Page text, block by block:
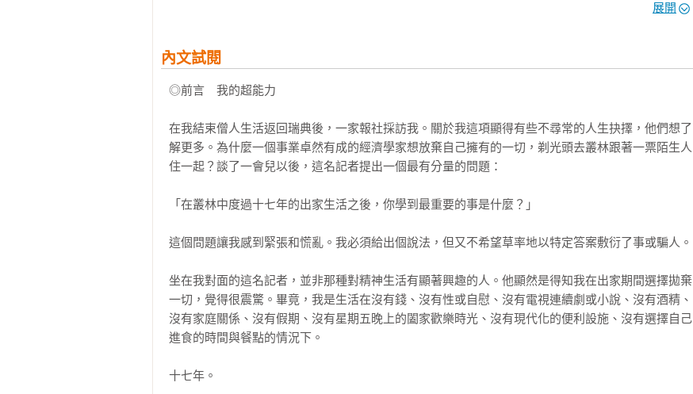
◆我不會鼓勵任何人進行正面思考。完全不鼓勵。我個人並不相信正面思考有特別大的力量。我一直
◆覺得別人很討厭，是人之常情。如果你想讓一個人好相處，行為舉止也不會讓你太反彈，其實只有
一個小祕訣：學會喜歡他們本來的樣子。
◆有位來自奧克拉荷馬州的比丘，他討厭我整整四年，從未斷過。事後回顧起來，我需要有人討厭
我，這樣才能認清：總是想討所有人喜歡，是多麼沒意義。
的語言，真誠與篤定地對自己重複這句箴言三次，你的擔憂就會雲消霧散──我可能錯了。我可能錯
發生在自己身上，不妨就試試這個手部的動作──先是用力握緊拳頭，然後鬆開成張開的手掌。它很簡
單，但它貼切地展示了我們如何能放下自己太執著的事。
◆焦慮是我見識過的最嚴格與最好的精神導師。
第7章　媽媽，我要去森林當僧人
第8章　Natthiko──在智慧中成長的人
第9章　當下的智慧
第10章　古怪的群體生活
第11章　森林寺院的節奏
第12章　自媚的智慧
第13章　有魔法的箴言
第14章　可能是，可能不是
展開
內文試閱
◎前言　我的超能力
在我結束僧人生活返回瑞典後，一家報社採訪我。關於我這項顯得有些不尋常的人生抉擇，他們想了
解更多。為什麼一個事業卓然有成的經濟學家想放棄自己擁有的一切，剃光頭去叢林跟著一票陌生人
住一起？談了一會兒以後，這名記者提出一個最有分量的問題：
「在叢林中度過十七年的出家生活之後，你學到最重要的事是什麼？」
這個問題讓我感到緊張和慌亂。我必須給出個說法，但又不希望草率地以特定答案敷衍了事或騙人。
坐在我對面的這名記者，並非那種對精神生活有顯著興趣的人。他顯然是得知我在出家期間選擇拋棄
一切，覺得很震驚。畢竟，我是生活在沒有錢、沒有性或自慰、沒有電視連續劇或小說、沒有酒精、
沒有家庭關係、沒有假期、沒有星期五晚上的闔家歡樂時光、沒有現代化的便利設施、沒有選擇自己
進食的時間與餐點的情況下。
十七年。